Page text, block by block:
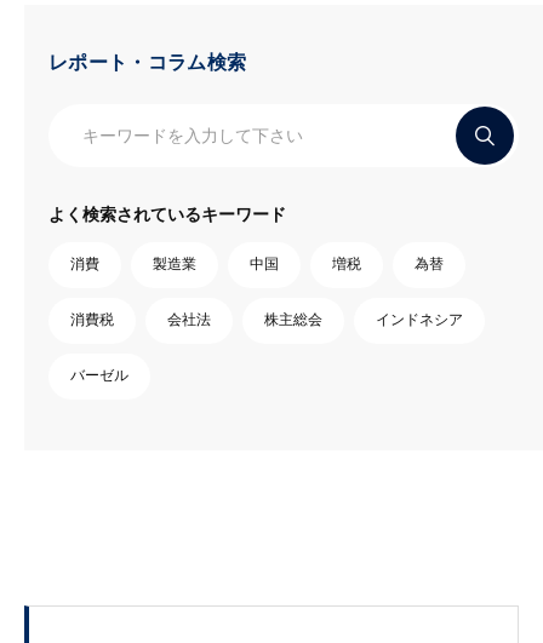
レポート・コラム検索
よく検索されているキーワード
消費 製造業 中国 増税 為替
消費税 会社法 株主総会 インドネシア
バーゼル